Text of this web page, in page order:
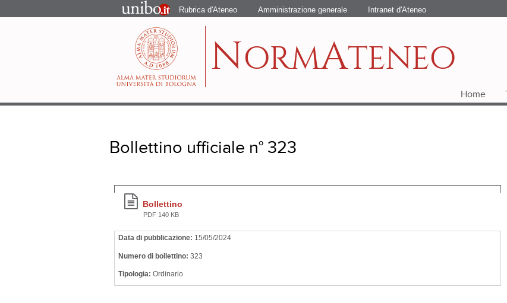
Portale
d'Ateneo
Rubrica d'Ateneo Amministrazione generale Intranet d'Ateneo
NORMATENEO
Home
Bollettino ufficiale n° 323
Bollettino
PDF 140 KB
Data di pubblicazione: 15/05/2024
Numero di bollettino: 323
Tipologia: Ordinario